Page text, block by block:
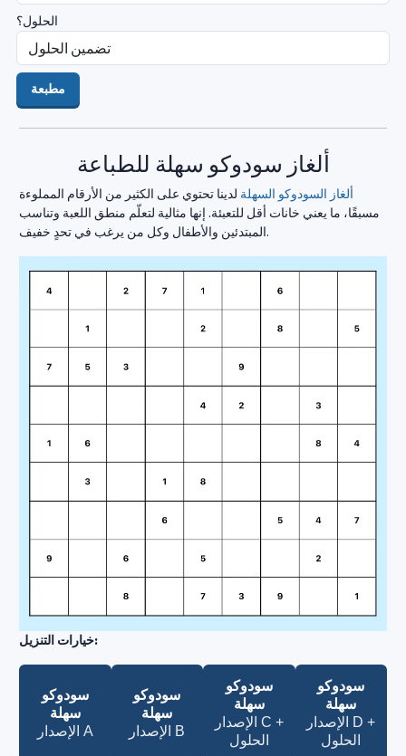
الحلول؟
مطبعة
ألغاز سودوكو سهلة للطباعة
ألغاز السودوكو السهلة لدينا تحتوي على الكثير من الأرقام المملوءة
مسبقًا، ما يعني خانات أقل للتعبئة. إنها مثالية لتعلّم منطق اللعبة وتناسب
المبتدئين والأطفال وكل من يرغب في تحدٍ خفيف.
خيارات التنزيل:
سودوكو
سهلة
الإصدار A
سودوكو
سهلة
الإصدار B
سودوكو
سهلة
الإصدار C +
الحلول
سودوكو
سهلة
الإصدار D +
الحلول